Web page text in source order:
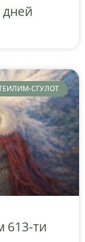
СГУЛОТ
613-ти